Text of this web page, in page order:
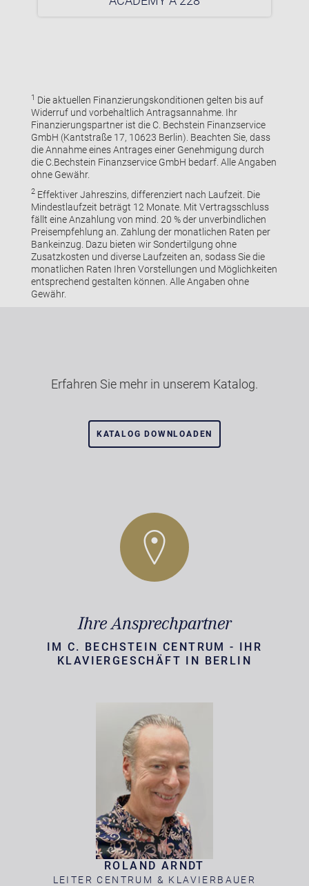
1 Die aktuellen Finanzierungskonditionen gelten bis auf
Widerruf und vorbehaltlich Antragsannahme. Ihr
Finanzierungspartner ist die C. Bechstein Finanzservice
GmbH (Kantstraße 17, 10623 Berlin). Beachten Sie, dass
die Annahme eines Antrages einer Genehmigung durch
die C.Bechstein Finanzservice GmbH bedarf. Alle Angaben
ohne Gewähr.
2Effektiver Jahreszins, differenziert nach Laufzeit. Die
Mindestlaufzeit beträgt 12 Monate. Mit Vertragsschluss
fällt eine Anzahlung von mind. 20 % der unverbindlichen
Preisempfehlung an. Zahlung der monatlichen Raten per
Bankeinzug. Dazu bieten wir Sondertilgung ohne
Zusatzkosten und diverse Laufzeiten an, sodass Sie die
monatlichen Raten Ihren Vorstellungen und Möglichkeiten
entsprechend gestalten können. Alle Angaben ohne
Gewähr.
Erfahren Sie mehr in unserem Katalog.
KATALOG DOWNLOADEN
Ihre Ansprechpartner
IM C. BECHSTEIN CENTRUM - IHR
KLAVIERGESCHÄFT IN BERLIN
ROLAND ARNDT
LEITER CENTRUM & KLAVIERBAUER